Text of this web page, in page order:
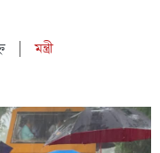
|মন্ত্রী